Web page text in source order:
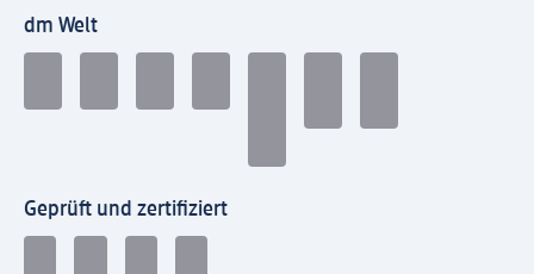
dm Welt
Geprüft und zertifiziert